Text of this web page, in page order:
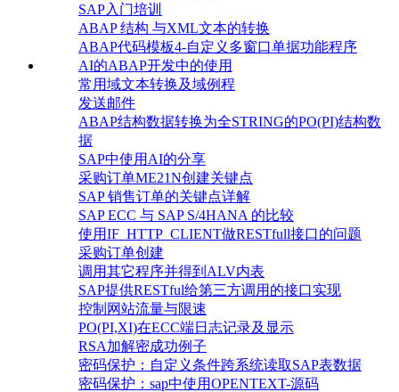
SAP入门培训
ABAP 结构 与XML文本的转换
ABAP代码模板4-自定义多窗口单据功能程序
AI的ABAP开发中的使用
常用域文本转换及域例程
发送邮件
ABAP结构数据转换为全STRING的PO(PI)结构数
据
SAP中使用AI的分享
采购订单ME21N创建关键点
SAP 销售订单的关键点详解
SAP ECC 与 SAP S/4HANA 的比较
使用IF_HTTP_CLIENT做RESTfull接口的问题
采购订单创建
调用其它程序并得到ALV内表
SAP提供RESTful给第三方调用的接口实现
控制网站流量与限速
PO(PI,XI)在ECC端日志记录及显示
RSA加解密成功例子
密码保护：自定义条件跨系统读取SAP表数据
密码保护：sap中使用OPENTEXT-源码